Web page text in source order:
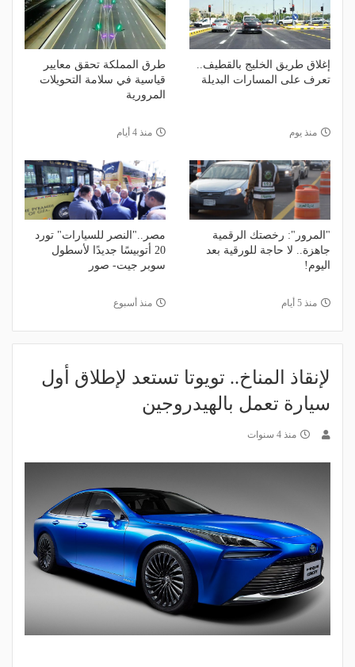
إغلاق طريق الخليج بالقطيف..
تعرف على المسارات البديلة
منذ يوم
طرق المملكة تحقق معايير
قياسية في سلامة التحويلات
المرورية
منذ 4 أيام
"المرور": رخصتك الرقمية
جاهزة.. لا حاجة للورقية بعد
اليوم!
منذ 5 أيام
مصر.."النصر للسيارات" تورد
20 أتوبيسًا جديدًا لأسطول
سوبر جيت- صور
منذ أسبوع
لإنقاذ المناخ.. تويوتا تستعد لإطلاق أول
سيارة تعمل بالهيدروجين
منذ 4 سنوات